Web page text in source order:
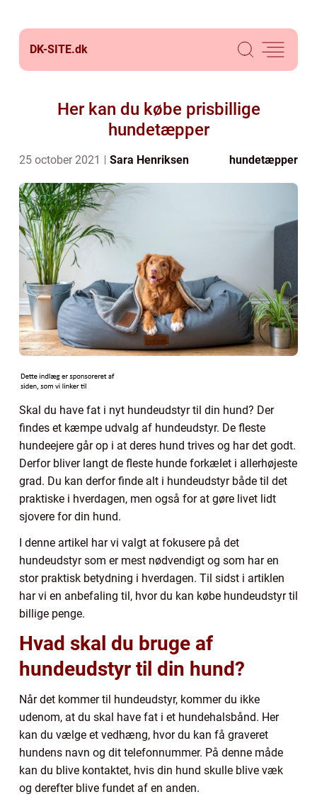
DK-SITE.dk
Her kan du købe prisbillige
hundetæpper
25 october 2021 Sara Henriksen hundetæpper
Skal du have fat i nyt hundeudstyr til din hund? Der
findes et kæmpe udvalg af hundeudstyr. De fleste
hundeejere går op i at deres hund trives og har det godt.
Derfor bliver langt de fleste hunde forkælet i allerhøjeste
grad. Du kan derfor finde alt i hundeudstyr både til det
praktiske i hverdagen, men også for at gøre livet lidt
sjovere for din hund.
I denne artikel har vi valgt at fokusere på det
hundeudstyr som er mest nødvendigt og som har en
stor praktisk betydning i hverdagen. Til sidst i artiklen
har vi en anbefaling til, hvor du kan købe hundeudstyr til
billige penge.
Hvad skal du bruge af
hundeudstyr til din hund?
Når det kommer til hundeudstyr, kommer du ikke
udenom, at du skal have fat i et hundehalsbånd. Her
kan du vælge et vedhæng, hvor du kan få graveret
hundens navn og dit telefonnummer. På denne måde
kan du blive kontaktet, hvis din hund skulle blive væk
og derefter blive fundet af en anden.